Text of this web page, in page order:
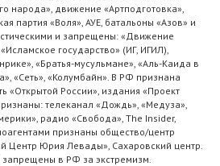
народа», движение «Артподготовка»,
партия «Воля», АУЕ, батальоны «Азов» и
и запрещены: «Движение
государство» (ИГ, ИГИЛ),
«Братья-мусульмане», «Аль-Каида в
«Сеть», «Колумбайн». В РФ признана
«Открытой России», издания «Проект
телеканал «Дождь», «Медуза»,
радио «Свобода», The Insider,
признаны общество/центр
Центр Юрия Левады», Сахаровский центр.
в РФ за экстремизм.